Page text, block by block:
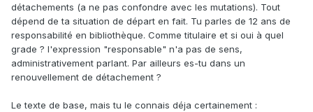
détachements (a ne pas confondre avec les mutations). Tout
dépend de ta situation de départ en fait. Tu parles de 12 ans de
responsabilité en bibliothèque. Comme titulaire et si oui à quel
grade ? l'expression "responsable" n'a pas de sens,
administrativement parlant. Par ailleurs es-tu dans un
renouvellement de détachement ?
Le texte de base, mais tu le connais déja certainement :